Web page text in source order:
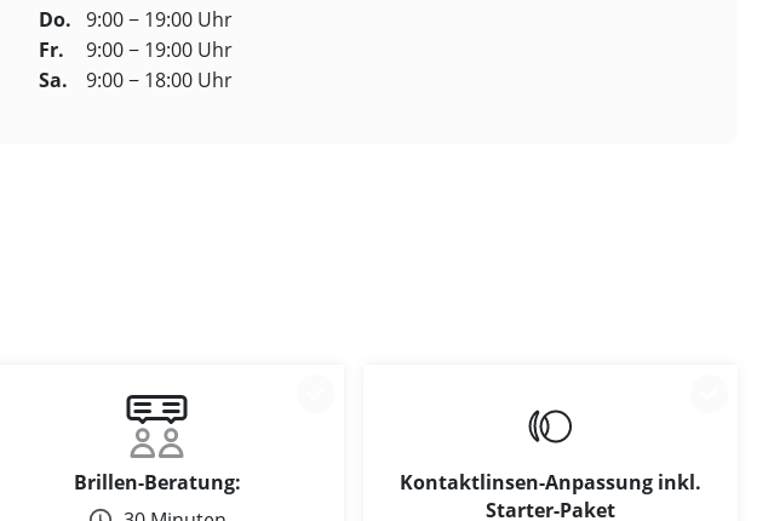
Do. 9:00 − 19:00 Uhr
Fr.
9:00 − 19:00 Uhr
Sa.
9:00 − 18:00 Uhr
Brillen-Beratung:
Kontaktlinsen-Anpassung inkl.
Starter-Paket